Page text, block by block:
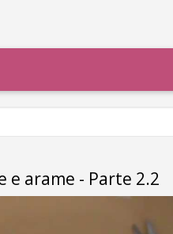
e arame - Parte 2.2